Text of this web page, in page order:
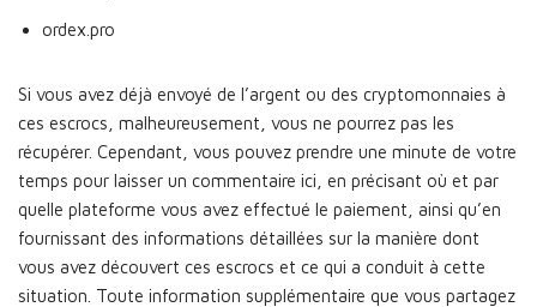
ordex.pro
Si vous avez déjà envoyé de l’argent ou des cryptomonnaies à
ces escrocs, malheureusement, vous ne pourrez pas les
récupérer. Cependant, vous pouvez prendre une minute de votre
temps pour laisser un commentaire ici, en précisant où et par
quelle plateforme vous avez effectué le paiement, ainsi qu’en
fournissant des informations détaillées sur la manière dont
vous avez découvert ces escrocs et ce qui a conduit à cette
situation. Toute information supplémentaire que vous partagez